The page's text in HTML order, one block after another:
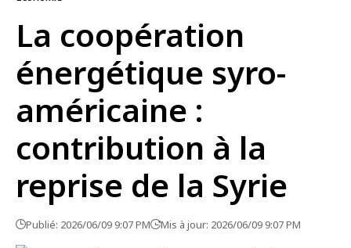
La coopération
énergétique syro-
américaine :
contribution à la
reprise de la Syrie
Publié: 2026/06/09 9:07 PM Mis à jour: 2026/06/09 9:07 PM